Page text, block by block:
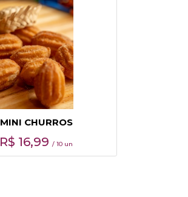
MINI CHURROS
R$ 16,99 / 10 un